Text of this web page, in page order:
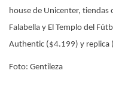
house de Unicenter, tiendas
Falabella y El Templo del
Authentic ($4.199) y replica
Foto: Gentileza